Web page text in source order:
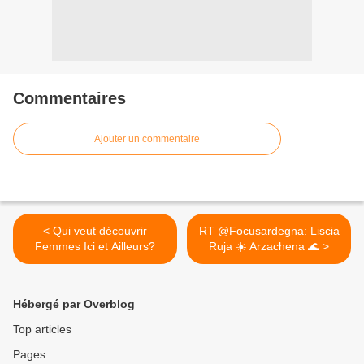
Commentaires
Ajouter un commentaire
< Qui veut découvrir
Femmes Ici et Ailleurs?
RT @Focusardegna: Liscia
Ruja ☀️ Arzachena 🌊 >
Hébergé par Overblog
Top articles
Pages